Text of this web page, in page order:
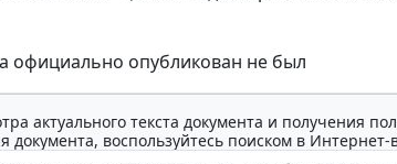
официально опубликован не был
актуального текста документа и получения
документа, воспользуйтесь поиском в